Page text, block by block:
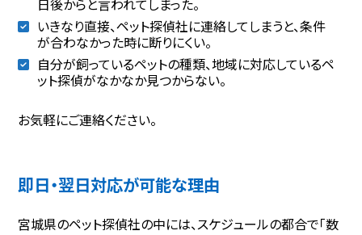
日後からと言われてしまった。
いきなり直接、ペット探偵社に連絡してしまうと、条件
が合わなかった時に断りにくい。
自分が飼っているペットの種類、地域に対応しているペ
ット探偵がなかなか見つからない。
お気軽にご連絡ください。
即日・翌日対応が可能な理由
宮城県のペット探偵社の中には、スケジュールの都合で「数